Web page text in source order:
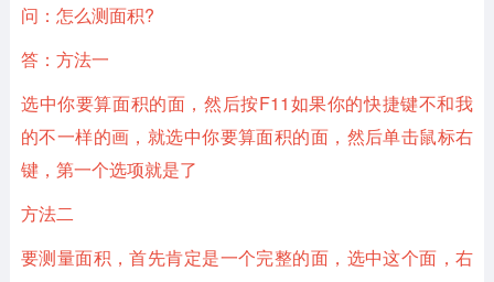
问：怎么测面积?
答：方法一
选中你要算面积的面，然后按F11如果你的快捷键不和我
的不一样的画，就选中你要算面积的面，然后单击鼠标右
键，第一个选项就是了
方法二
要测量面积，首先肯定是一个完整的面，选中这个面，右